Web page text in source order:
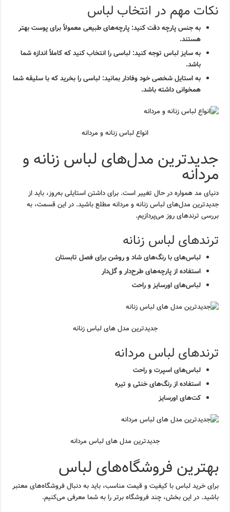
نکات مهم در انتخاب لباس
به جنس پارچه دقت کنید: پارچه‌های طبیعی معمولاً برای پوست بهتر
هستند.
به سایز لباس توجه کنید: لباسی را انتخاب کنید که کاملاً اندازه شما
باشد.
به استایل شخصی خود وفادار بمانید: لباسی را بخرید که با سلیقه شما
همخوانی داشته باشد.
انواع لباس زنانه و مردانه
جدیدترین مدل‌های لباس زنانه و
مردانه
دنیای مد همواره در حال تغییر است. برای داشتن استایلی به‌روز، باید از
جدیدترین مدل‌های لباس زنانه و مردانه مطلع باشید. در این قسمت، به
بررسی ترندهای روز می‌پردازیم.
ترندهای لباس زنانه
لباس‌های با رنگ‌های شاد و روشن برای فصل تابستان
استفاده از پارچه‌های طرح‌دار و گل‌دار
لباس‌های اورسایز و راحت
جدیدترین مدل های لباس زنانه
ترندهای لباس مردانه
لباس‌های اسپرت و راحت
استفاده از رنگ‌های خنثی و تیره
کت‌های اورسایز
جدیدترین مدل های لباس مردانه
بهترین فروشگاه‌های لباس
برای خرید لباس با کیفیت و قیمت مناسب، باید به دنبال فروشگاه‌های معتبر
باشید. در این بخش، چند فروشگاه برتر را به شما معرفی می‌کنیم.